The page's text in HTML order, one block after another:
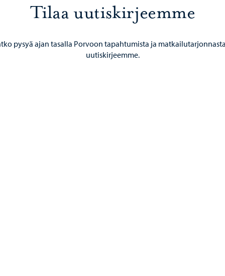
Tilaa uutiskirjeemme
pysyä ajan tasalla Porvoon tapahtumista ja
uutiskirjeemme.
kanssa Fannyssä.